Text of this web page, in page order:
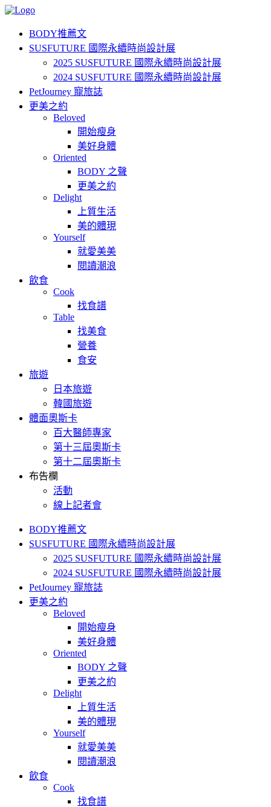
BODY推薦文
SUSFUTURE 國際永續時尚設計展
2025 SUSFUTURE 國際永續時尚設計展
2024 SUSFUTURE 國際永續時尚設計展
PetJourney 寵旅誌
更美之約
Beloved
開始瘦身
美好身體
Oriented
BODY 之聲
更美之約
Delight
上質生活
美的體現
Yourself
就愛美美
閱讀潮浪
飲食
Cook
找食譜
Table
找美食
營養
食安
旅遊
日本旅遊
韓國旅遊
體面奧斯卡
百大醫師專家
第十三屆奧斯卡
第十二屆奧斯卡
布告欄
活動
線上記者會
BODY推薦文
SUSFUTURE 國際永續時尚設計展
2025 SUSFUTURE 國際永續時尚設計展
2024 SUSFUTURE 國際永續時尚設計展
PetJourney 寵旅誌
更美之約
Beloved
開始瘦身
美好身體
Oriented
BODY 之聲
更美之約
Delight
上質生活
美的體現
Yourself
就愛美美
閱讀潮浪
飲食
Cook
找食譜